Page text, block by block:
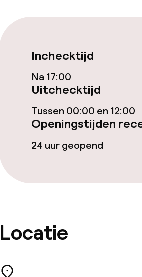
Eet- en drinkdiensten
Lunch à la carte
Dieetopties
Inchecktijd
Na 17:00
Uitchecktijd
Tussen 00:00 en 12:00
Openingstijden
24 uur geopend
Locatie